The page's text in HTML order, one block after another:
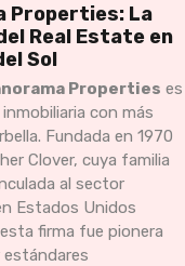
Properties: La
Real Estate en
Sol
Properties es
con más
Fundada en 1970
Clover, cuya familia
al sector
Estados Unidos
firma fue pionera